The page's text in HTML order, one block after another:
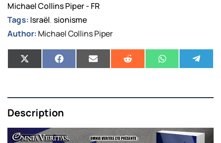
Michael Collins Piper - FR
Tags: Israël, sionisme
Author: Michael Collins Piper
Description